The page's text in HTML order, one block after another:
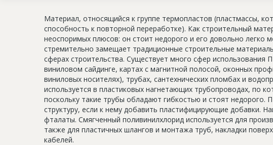
Материал, относящийся к группе термопластов (пластмассы,
способность к повторной переработке). Как строительный
неоспоримых плюсов: он стоит недорого и его довольно легко
стремительно замещает традиционные строительные
сферах строительства. Существует много сфер использования
виниловом сайдинге, картах с магнитной полосой, оконных
виниловых носителях), трубах, сантехнических пломбах и
используется в пластиковых нагнетающих трубопроводах, по
поскольку такие трубы обладают гибкостью и стоят
структуру, если к нему добавить пластифицирующие добавки.
фталаты. Смягченный поливинилхлорид используется для
также для пластичных шлангов и монтажа труб, накладки
кабелей.